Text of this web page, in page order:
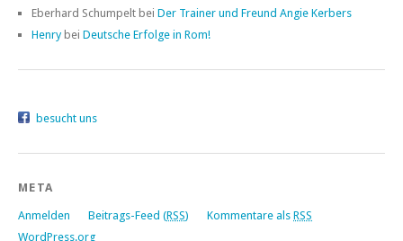
Eberhard Schumpelt bei Der Trainer und Freund Angie Kerbers
Henry bei Deutsche Erfolge in Rom!
besucht uns
META
Anmelden Beitrags-Feed (RSS) Kommentare als RSS
WordPress.org